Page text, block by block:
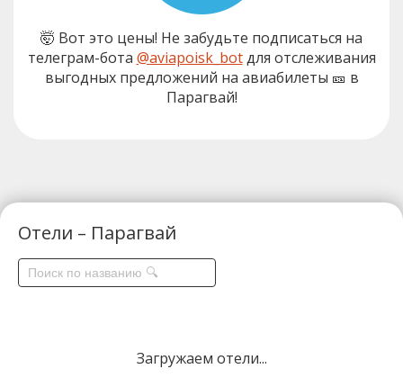
🤯 Вот это цены! Не забудьте подписаться на
телеграм-бота @aviapoisk_botдля отслеживания
выгодных предложений на авиабилеты 🎫 в
Парагвай!
Отели – Парагвай
Загружаем отели...